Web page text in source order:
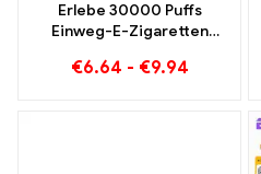
Erlebe 30000 Puffs
Einweg-E-Zigaretten
Ice trifft auf Strawberry
€6.64 - €9.94